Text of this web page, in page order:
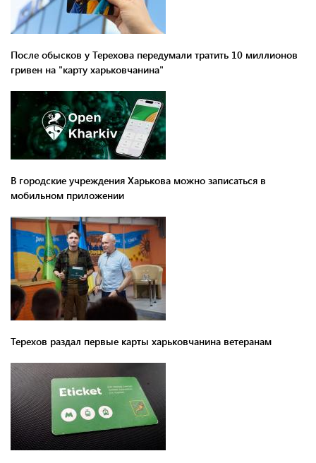
После обысков у Терехова передумали тратить 10 миллионов
гривен на "карту харьковчанина"
В городские учреждения Харькова можно записаться в
мобильном приложении
Терехов раздал первые карты харьковчанина ветеранам